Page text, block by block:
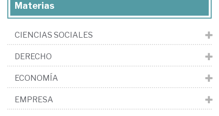
Materias
CIENCIAS SOCIALES
DERECHO
ECONOMÍA
EMPRESA